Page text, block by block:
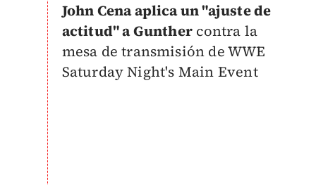
John Cena aplica un "ajuste de
actitud" a Gunther contra la
mesa de transmisión de WWE
Saturday Night's Main Event